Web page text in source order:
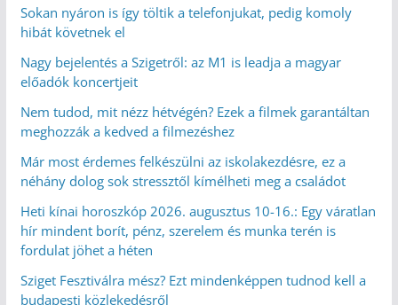
Sokan nyáron is így töltik a telefonjukat, pedig komoly
hibát követnek el
Nagy bejelentés a Szigetről: az M1 is leadja a magyar
előadók koncertjeit
Nem tudod, mit nézz hétvégén? Ezek a filmek garantáltan
meghozzák a kedved a filmezéshez
Már most érdemes felkészülni az iskolakezdésre, ez a
néhány dolog sok stressztől kímélheti meg a családot
Heti kínai horoszkóp 2026. augusztus 10-16.: Egy váratlan
hír mindent borít, pénz, szerelem és munka terén is
fordulat jöhet a héten
Sziget Fesztiválra mész? Ezt mindenképpen tudnod kell a
budapesti közlekedésről